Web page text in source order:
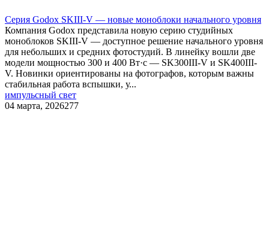
Серия Godox SKIII-V — новые моноблоки начального уровня
Компания Godox представила новую серию студийных
моноблоков SKIII-V — доступное решение начального уровня
для небольших и средних фотостудий. В линейку вошли две
модели мощностью 300 и 400 Вт·с — SK300III-V и SK400III-
V. Новинки ориентированы на фотографов, которым важны
стабильная работа вспышки, у...
импульсный свет
04 марта, 2026277